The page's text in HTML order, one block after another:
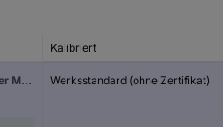
Kalibriert
VOLTCRAFT DL-200T DL-200T Temperatur-Datenlogger Messgröße Temperatur -30 bis +60 °C PDF Funktion, inkl. Wandhalterung Werksstandard (ohne Zertifikat)